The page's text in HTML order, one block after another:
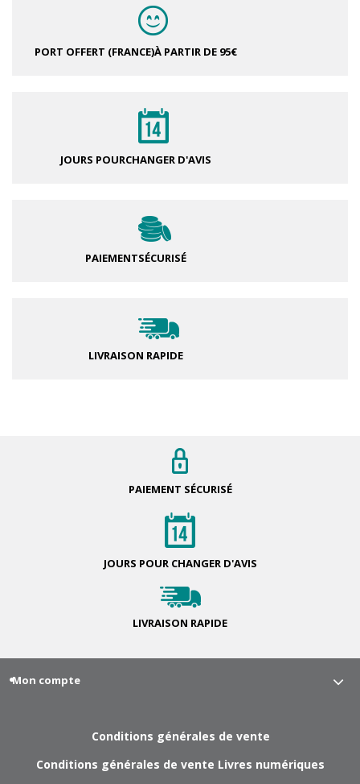
PORT OFFERT (FRANCE)À PARTIR DE 95€
JOURS POURCHANGER D'AVIS
PAIEMENTSÉCURISÉ
LIVRAISON RAPIDE
PAIEMENT SÉCURISÉ
JOURS POUR CHANGER D'AVIS
LIVRAISON RAPIDE
Mon compte
Conditions générales de vente
Conditions générales de vente Livres numériques